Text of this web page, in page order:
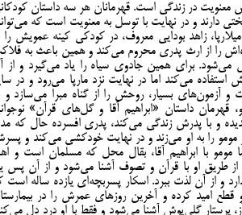
معنویت در زندگی است. قهرمانان هر سه داستان
دارند و در نهایت با توسل به معنویت است که
زاهد بودایی معروف، در کودکی کینه عمویش را
را از ارث پدری محروم می‌کند و همین باعث به
می‌شود. برای همین جادوی سیاه را یاد می‌گیرد و از
استفاده می‌کند اما در نهایت نزد مارپا می‌رود و در
و آزمون‌های بسیار، روحش را از گناه مبرا می‌سازد و
قهرمان داستان «ابراهیم آقا و گل‌های قرآن»
و با پدرش زندگی می‌کند، پدری افسرده حال که
مومو را به او می‌زند و در نهایت خودکشی می‌کند و
مومو با ابراهیم آقا، بقال محل که مسلمان است و
طریق او با قرآن و تصوف آشنا می‌شود و از آن پس
و از آن لذت ببرد. اسکار پسربچه‌ای یازده ساله است
قطع امید کرده و آخرین روزهای عمرش را در
پرستار گلی‌پوش آشنا می‌شود و فقط با او درد دل